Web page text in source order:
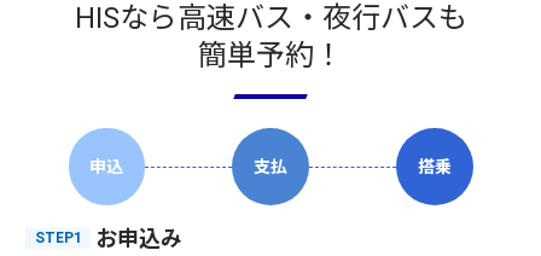
HISなら高速バス・夜行バスも
簡単予約！
申込 支払 搭乗
STEP1 お申込み